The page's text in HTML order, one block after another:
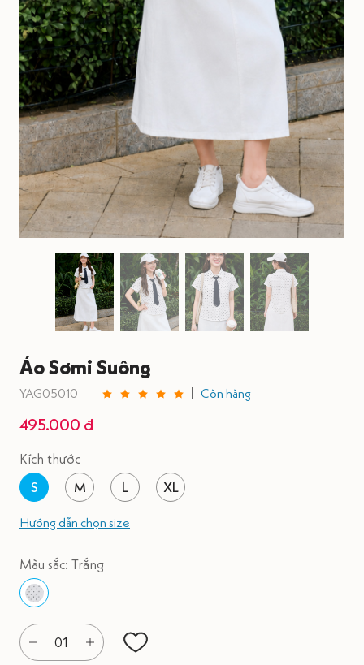
Áo Sơmi Suông
YAG05010 Còn hàng
495.000 đ
Kích thước
S
M L XL
Hướng dẫn chọn size
Màu sắc: Trắng
01